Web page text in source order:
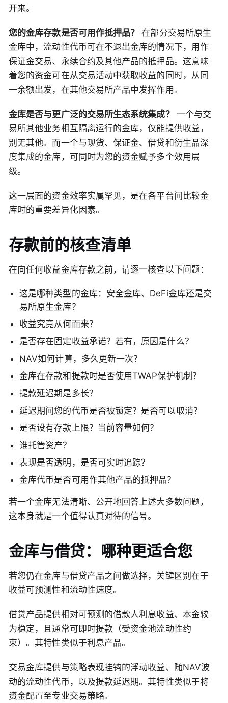
开来。
您的金库存款是否可用作抵押品？
在部分交易所原生
金库中，流动性代币可在不退出金库的情况下，用作
保证金交易、永续合约及其他产品的抵押品。这意味
着您的资金可在从交易活动中获取收益的同时，从同
一余额出发，在其他交易所产品中发挥作用。
金库是否与更广泛的交易所生态系统集成？
一个与交
易所其他业务相互隔离运行的金库，仅能提供收益，
别无其他。而一个与现货、保证金、借贷和衍生品深
度集成的金库，可同时为您的资金赋予多个效用层
级。
这一层面的资金效率实属罕见，是在各平台间比较金
库时的重要差异化因素。
存款前的核查清单
在向任何收益金库存款之前，请逐一核查以下问题：
这是哪种类型的金库：安全金库、DeFi金库还是交
易所原生金库？
收益究竟从何而来？
是否存在固定收益承诺？若有，原因是什么？
NAV如何计算，多久更新一次？
金库在存款和提款时是否使用TWAP保护机制？
提款延迟期是多长？
延迟期间您的代币是否被锁定？是否可以取消？
是否设有存款上限？当前容量如何？
谁托管资产？
表现是否透明，是否可实时追踪？
金库代币是否可用作其他产品的抵押品？
若一个金库无法清晰、公开地回答上述大多数问题，
这本身就是一个值得认真对待的信号。
金库与借贷：哪种更适合您
若您仍在金库与借贷产品之间做选择，关键区别在于
收益可预测性和流动性速度。
借贷产品提供相对可预测的借款人利息收益、本金较
为稳定，且通常可即时提款（受资金池流动性约
束）。其特性类似于利息产品。
交易金库提供与策略表现挂钩的浮动收益、随NAV波
动的流动性代币，以及提款延迟期。其特性类似于将
资金配置至专业交易策略。